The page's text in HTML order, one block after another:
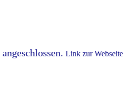
angeschlossen. Link zur Webseite